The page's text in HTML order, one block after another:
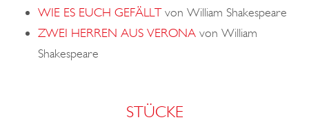
WIE ES EUCH GEFÄLLTvon William Shakespeare
ZWEI HERREN AUS VERONA von William
Shakespeare
STÜCKE